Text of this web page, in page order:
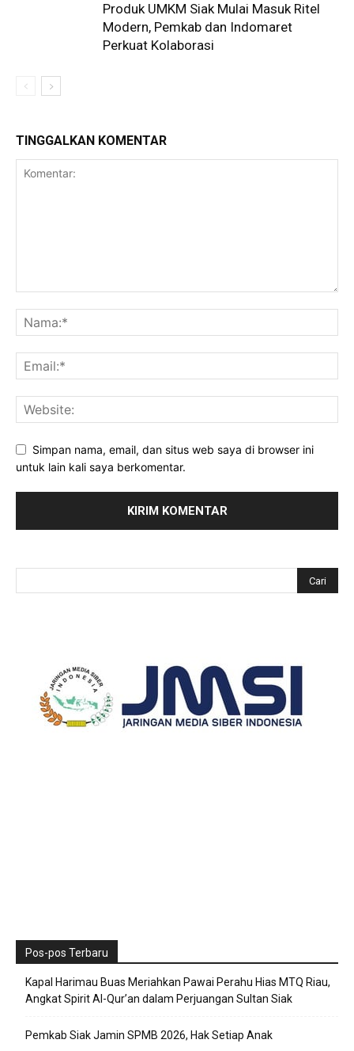
Produk UMKM Siak Mulai Masuk Ritel
Modern, Pemkab dan Indomaret
Perkuat Kolaborasi
TINGGALKAN KOMENTAR
Simpan nama, email, dan situs web saya di browser ini
untuk lain kali saya berkomentar.
Pos-pos Terbaru
Kapal Harimau Buas Meriahkan Pawai Perahu Hias MTQ Riau,
Angkat Spirit Al-Qur’an dalam Perjuangan Sultan Siak
Pemkab Siak Jamin SPMB 2026, Hak Setiap Anak